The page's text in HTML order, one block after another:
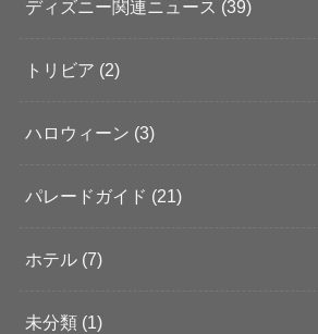
ディズニー関連ニュース (39)
トリビア (2)
ハロウィーン (3)
パレードガイド (21)
ホテル (7)
未分類 (1)